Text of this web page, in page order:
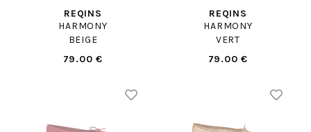
REQINS
HARMONY
BEIGE
79.00 €
REQINS
HARMONY
VERT
79.00 €